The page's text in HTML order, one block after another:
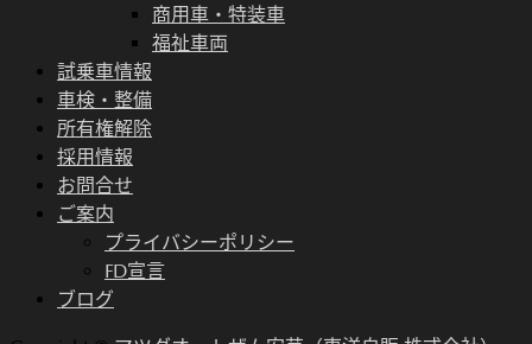
商用車・特装車
福祉車両
試乗車情報
車検・整備
所有権解除
採用情報
お問合せ
ご案内
プライバシーポリシー
FD宣言
ブログ